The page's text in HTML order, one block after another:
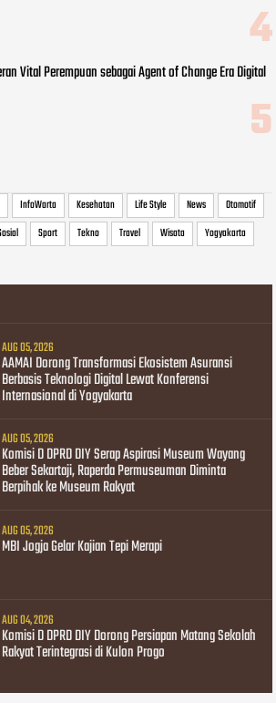
Vital Perempuan sebagai Agent of Change Era Digital
InfoWarta Kesehatan Life Style News
Otomotif
Sport Tekno Travel Wisata Yogyakarta
AUG 05, 2026
AAMAI Dorong Transformasi Ekosistem Asuransi
Berbasis Teknologi Digital Lewat Konferensi
Internasional di Yogyakarta
AUG 05, 2026
Komisi D DPRD DIY Serap Aspirasi Museum Wayang
Beber Sekartaji, Raperda Permuseuman Diminta
Berpihak ke Museum Rakyat
AUG 05, 2026
MBI Jogja Gelar Kajian Tepi Merapi
AUG 04, 2026
Komisi D DPRD DIY Dorong Persiapan Matang Sekolah
Rakyat Terintegrasi di Kulon Progo